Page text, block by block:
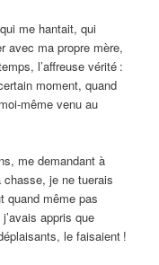
me hantait, qui
avec ma propre mère,
l’affreuse vérité :
moment, quand
même venu au
me demandant à
je ne tuerais
quand même pas
appris que
le faisaient !